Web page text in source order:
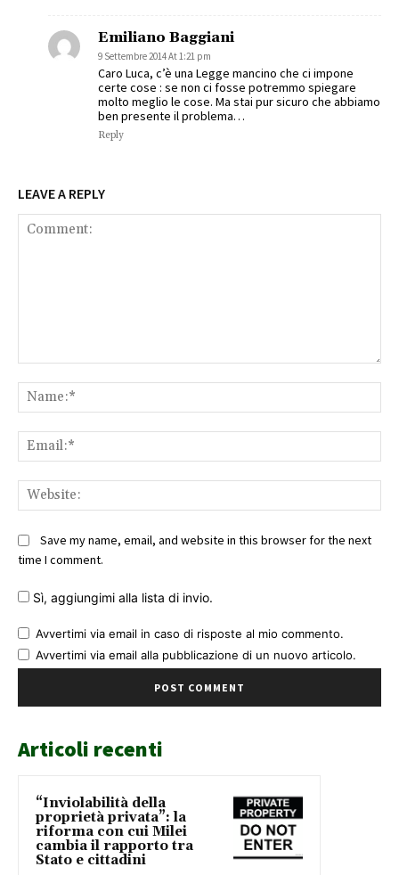
Emiliano Baggiani
9 Settembre 2014 At 1:21 pm
Caro Luca, c’è una Legge mancino che ci impone
certe cose : se non ci fosse potremmo spiegare
molto meglio le cose. Ma stai pur sicuro che abbiamo
ben presente il problema…
Reply
LEAVE A REPLY
Save my name, email, and website in this browser for the next
time I comment.
Sì, aggiungimi alla lista di invio.
Avvertimi via email in caso di risposte al mio commento.
Avvertimi via email alla pubblicazione di un nuovo articolo.
Articoli recenti
“Inviolabilità della
proprietà privata”: la
riforma con cui Milei
cambia il rapporto tra
Stato e cittadini